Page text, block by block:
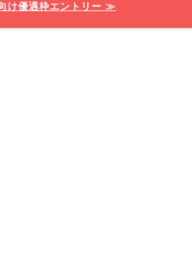
け優遇枠エントリー ≫